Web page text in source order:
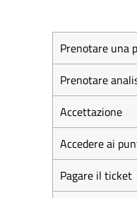
Prenotare una
Prenotare
Accettazione
Accedere ai
Pagare il ticket